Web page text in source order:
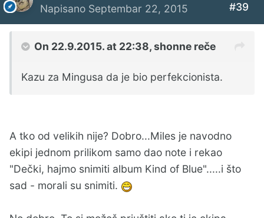
Napisano Septembar 22, 2015 #39
On 22.9.2015. at 22:38, shonne reče
Kazu za Mingusa da je bio perfekcionista.
A tko od velikih nije? Dobro...Miles je navodno
ekipi jednom prilikom samo dao note i rekao
"Dečki, hajmo snimiti album Kind of Blue".....i što
sad - morali su snimiti.